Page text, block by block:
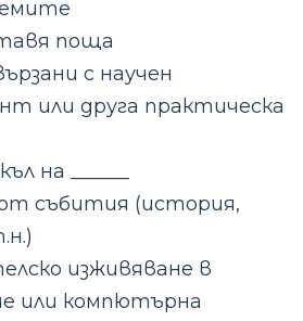
поща
с научен
или друга практическа
на ______
събития (история,
изживяване в
или компютърна